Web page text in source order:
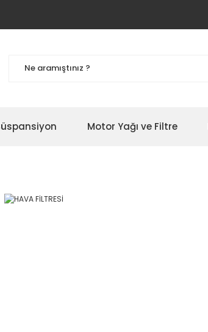
Motor Yağı ve Filtre